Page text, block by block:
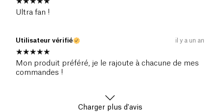
Ultra fan !
Utilisateur vérifié il y a un an
Mon produit préféré, je le rajoute à chacune de mes
commandes !
Charger plus d'avis